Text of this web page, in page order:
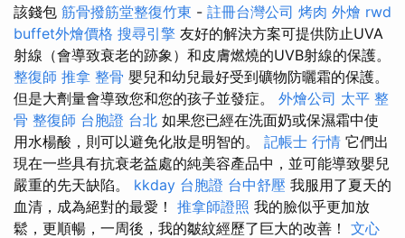
該錢包 筋骨撥筋堂整復竹東 - 註冊台灣公司 烤肉 外燴 rwd
buffet外燴價格 搜尋引擎 友好的解決方案可提供防止UVA
射線（會導致衰老的跡象）和皮膚燃燒的UVB射線的保護。
整復師 推拿 整骨 嬰兒和幼兒最好受到礦物防曬霜的保護。
但是大劑量會導致您和您的孩子並發症。 外燴公司 太平 整
骨 整復師 台胞證 台北 如果您已經在洗面奶或保濕霜中使
用水楊酸，則可以避免化妝是明智的。 記帳士 行情 它們出
現在一些具有抗衰老益處的純美容產品中，並可能導致嬰兒
嚴重的先天缺陷。 kkday 台胞證 台中舒壓 我服用了夏天的
血清，成為絕對的最愛！ 推拿師證照 我的臉似乎更加放
鬆，更順暢，一周後，我的皺紋經歷了巨大的改善！ 文心